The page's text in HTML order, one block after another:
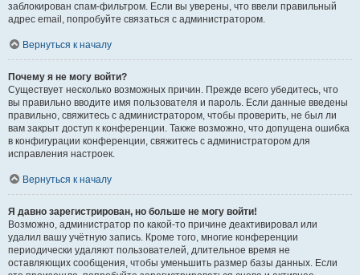
заблокирован спам-фильтром. Если вы уверены, что ввели правильный
адрес email, попробуйте связаться с администратором.
Вернуться к началу
Почему я не могу войти?
Существует несколько возможных причин. Прежде всего убедитесь, что
вы правильно вводите имя пользователя и пароль. Если данные введены
правильно, свяжитесь с администратором, чтобы проверить, не был ли
вам закрыт доступ к конференции. Также возможно, что допущена ошибка
в конфигурации конференции, свяжитесь с администратором для
исправления настроек.
Вернуться к началу
Я давно зарегистрирован, но больше не могу войти!
Возможно, администратор по какой-то причине деактивировал или
удалил вашу учётную запись. Кроме того, многие конференции
периодически удаляют пользователей, длительное время не
оставляющих сообщения, чтобы уменьшить размер базы данных. Если